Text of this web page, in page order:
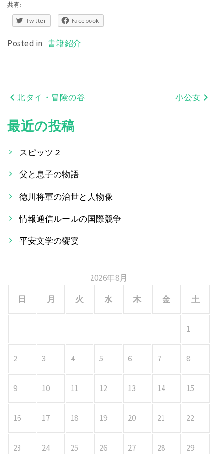
共有:
Twitter Facebook
Posted in 書籍紹介
投
稿
ビ
ゲ
ー
シ
ョ
北タイ・冒険の谷 小公女
最近の投稿
スピッツ２
父と息子の物語
徳川将軍の治世と人物像
情報通信ルールの国際競争
平安文学の饗宴
2026年8月
日
月 火 水 木 金 土
1
2 3 4 5 6 7 8
9 10 11 12 13 14 15
16 17 18 19 20 21 22
23 24 25 26 27 28 29